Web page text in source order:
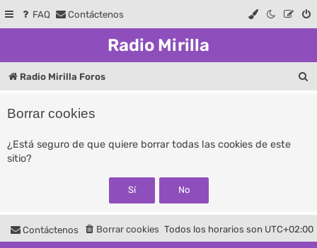
FAQ Contáctenos
Radio Mirilla
Radio Mirilla Foros
Borrar cookies
¿Está seguro de que quiere borrar todas las cookies de este
sitio?
Todos los horarios son UTC+02:00
Borrar cookies
Contáctenos